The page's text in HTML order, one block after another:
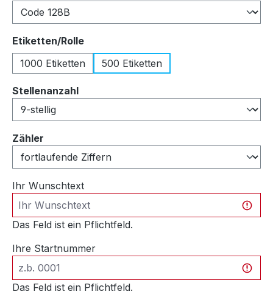
Etiketten/Rolleauswählen
1000 Etiketten
500 Etiketten
Stellenanzahlauswählen
Zähler
Ihr Wunschtext
Das Feld ist ein Pflichtfeld.
Ihre Startnummer
Das Feld ist ein Pflichtfeld.